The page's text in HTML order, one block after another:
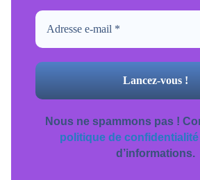
Nous ne spammons pas !
politique de confidentialité
d’informations.